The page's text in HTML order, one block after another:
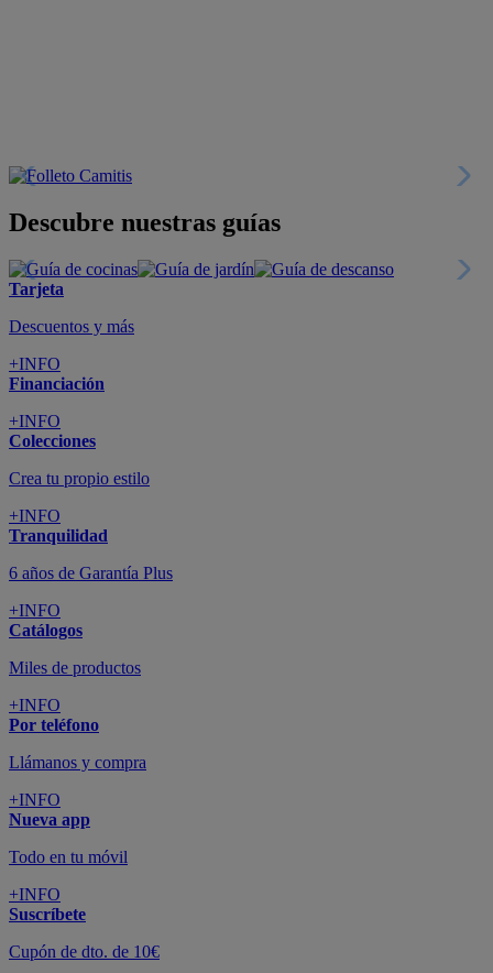
Descubre nuestras guías
Tarjeta
Descuentos y más
+INFO
Financiación
+INFO
Colecciones
Crea tu propio estilo
+INFO
Tranquilidad
6 años de Garantía Plus
+INFO
Catálogos
Miles de productos
+INFO
Por teléfono
Llámanos y compra
+INFO
Nueva app
Todo en tu móvil
+INFO
Suscríbete
Cupón de dto. de 10€